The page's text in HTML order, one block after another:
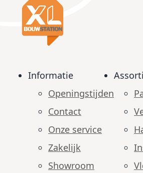
Informatie
Openingstijden
Contact
Onze service
Zakelijk
Showroom